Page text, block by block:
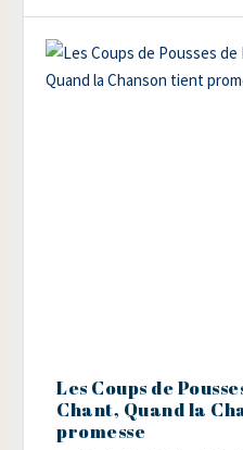
Les Coups de
Chant, Quand la
promesse